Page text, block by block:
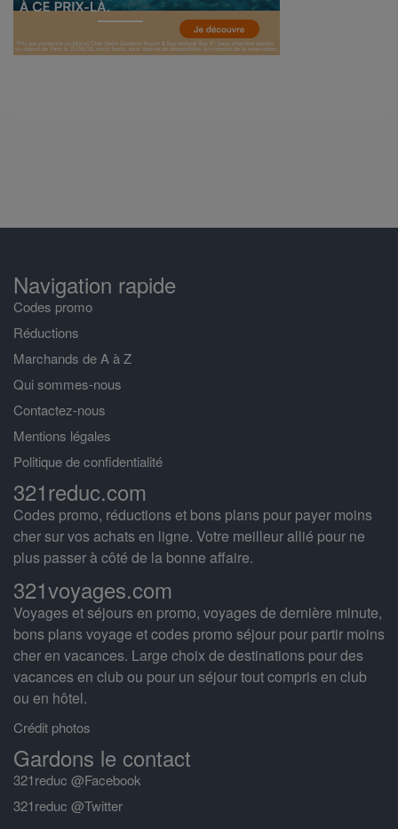
Navigation rapide
Codes promo
Réductions
Marchands de A à Z
Qui sommes-nous
Contactez-nous
Mentions légales
Politique de confidentialité
321reduc.com
Codes promo, réductions et bons plans pour payer moins
cher sur vos achats en ligne. Votre meilleur allié pour ne
plus passer à côté de la bonne affaire.
321voyages.com
Voyages et séjours en promo, voyages de dernière minute,
bons plans voyage et codes promo séjour pour partir moins
cher en vacances. Large choix de destinations pour des
vacances en club ou pour un séjour tout compris en club
ou en hôtel.
Crédit photos
Gardons le contact
321reduc @Facebook
321reduc @Twitter